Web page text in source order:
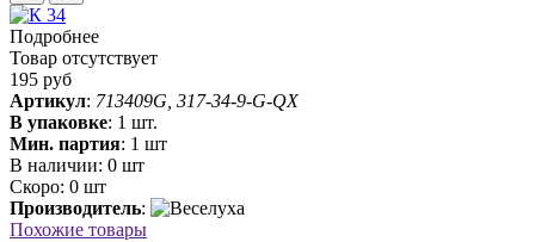
Подробнее
Товар отсутствует
195 руб
Артикул: 713409G, 317-34-9-G-QX
В упаковке: 1 шт.
Мин. партия: 1 шт
В наличии: 0 шт
Скоро: 0 шт
Производитель:
Похожие товары